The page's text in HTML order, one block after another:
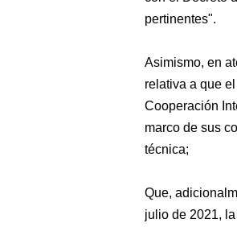
pertinentes".
Asimismo, en
relativa a que
Cooperación
marco de sus
técnica;
Que,
julio de 2021,